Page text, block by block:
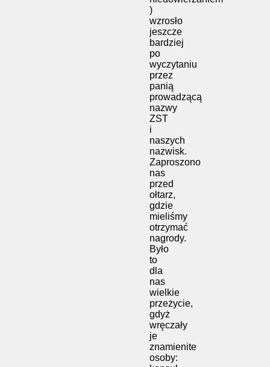
)
wzrosło
jeszcze
bardziej
po
wyczytaniu
przez
panią
prowadzącą
nazwy
ZST
i
naszych
nazwisk.
Zaproszono
nas
przed
ołtarz,
gdzie
mieliśmy
otrzymać
nagrody.
Było
to
dla
nas
wielkie
przeżycie,
gdyż
wręczały
je
znamienite
osoby: